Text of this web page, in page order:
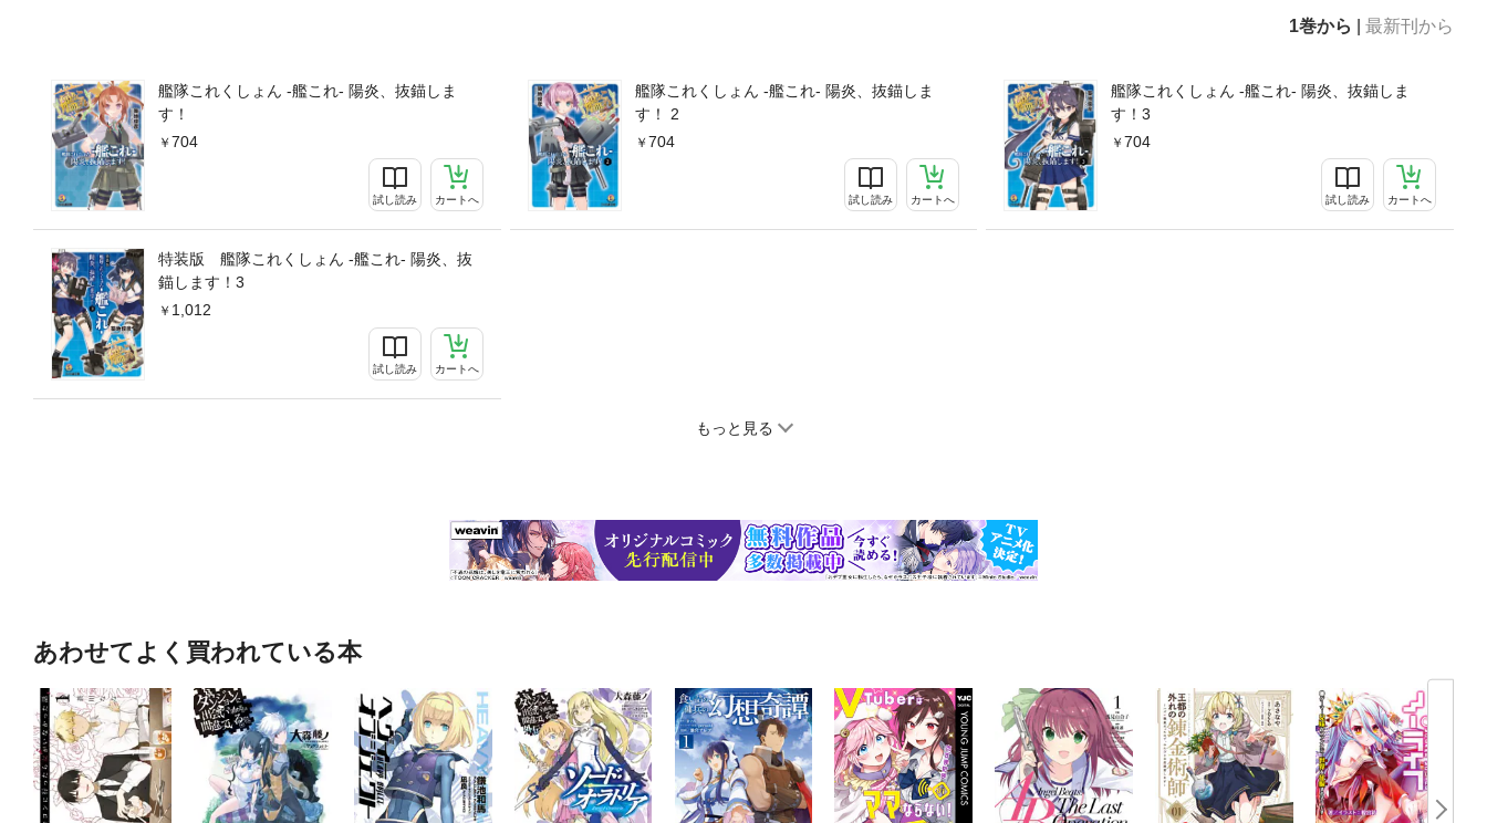
1巻から 最新刊から
艦隊これくしょん -艦これ- 陽炎、抜錨しま
す！
704
試し読み カートへ
艦隊これくしょん -艦これ- 陽炎、抜錨しま
す！ 2
704
試し読み カートへ
艦隊これくしょん -艦これ- 陽炎、抜錨しま
す！3
704
試し読み カートへ
特装版 艦隊これくしょん -艦これ- 陽炎、抜
錨します！3
1,012
試し読み カートへ
もっと見る
あわせてよく買われている本